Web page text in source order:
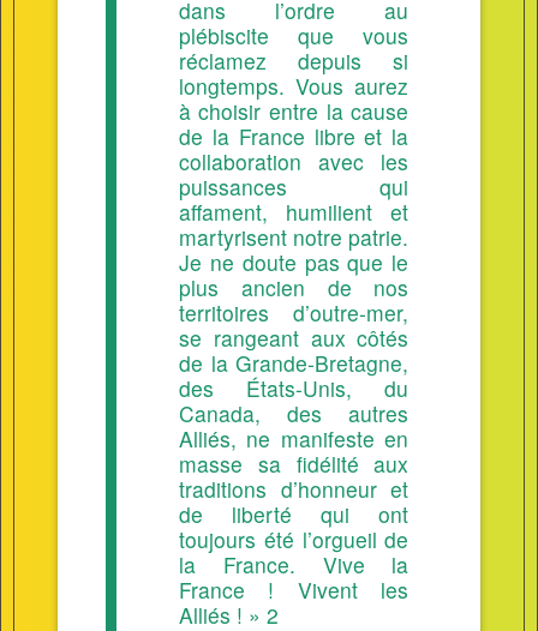
dans l’ordre au
plébiscite que vous
réclamez depuis si
longtemps. Vous aurez
à choisir entre la cause
de la France libre et la
collaboration avec les
puissances qui
affament, humilient et
martyrisent notre patrie.
Je ne doute pas que le
plus ancien de nos
territoires d’outre-mer,
se rangeant aux côtés
de la Grande-Bretagne,
des États-Unis, du
Canada, des autres
Alliés, ne manifeste en
masse sa fidélité aux
traditions d’honneur et
de liberté qui ont
toujours été l’orgueil de
la France. Vive la
France ! Vivent les
Alliés ! » 2